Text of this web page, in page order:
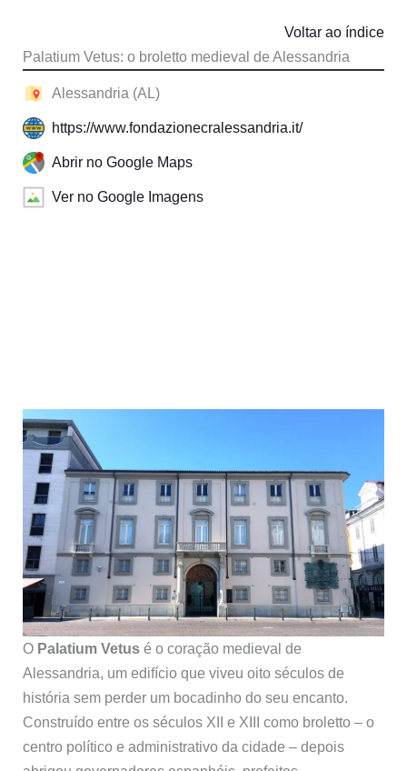
Palatium Vetus: o broletto medieval de Alessandria
Voltar ao índice
Alessandria (AL)
https://www.fondazionecralessandria.it/
Abrir no Google Maps
Ver no Google Imagens
O Palatium Vetusé o coração medieval de
Alessandria, um edifício que viveu oito séculos de
história sem perder um bocadinho do seu encanto.
Construído entre os séculos XII e XIII como broletto – o
centro político e administrativo da cidade – depois